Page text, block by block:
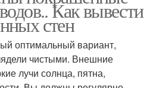
Как вывести
стен
оптимальный вариант,
чистыми. Внешние
лучи солнца, пятна,